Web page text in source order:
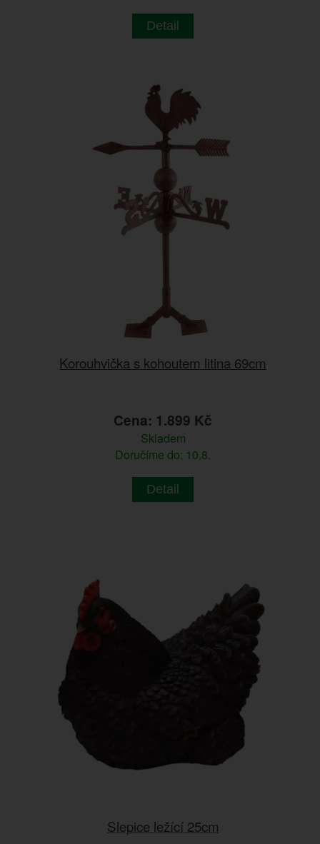
Detail
Korouhvička s kohoutem litina 69cm
Cena: 1.899 Kč
Skladem
Doručíme do: 10.8.
Detail
Slepice ležící 25cm